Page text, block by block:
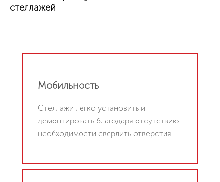
стеллажей
Мобильность
Стеллажи легко установить и
демонтировать благодаря отсутствию
необходимости сверлить отверстия.